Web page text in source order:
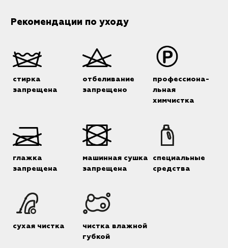
Рекомендации по уходу
стирка
запрещена
отбеливание
запрещено
профессиона-
льная
химчистка
глажка
запрещена
машинная сушка
запрещена
специальные
средства
сухая чистка
чистка влажной
губкой